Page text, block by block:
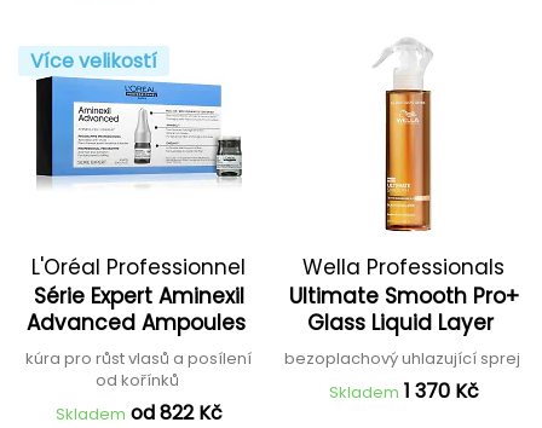
Více velikostí
L'Oréal Professionnel
Série Expert Aminexil
Advanced Ampoules
kúra pro růst vlasů a posílení
od kořínků
Skladem od 822 Kč
Wella Professionals
Ultimate Smooth Pro+
Glass Liquid Layer
bezoplachový uhlazující sprej
Skladem 1 370 Kč